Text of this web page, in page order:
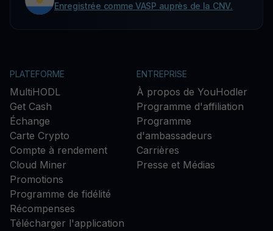
Enregistrée comme VASP auprès de la CNV.
PLATEFORME
MultiHODL
Get Cash
Échange
Carte Crypto
Compte à rendement
Cloud Miner
Promotions
Programme de fidélité
Récompenses
Télécharger l'application
ENTREPRISE
À propos de YouHodler
Programme d'affiliation
Programme
d'ambassadeurs
Carrières
Presse et Médias